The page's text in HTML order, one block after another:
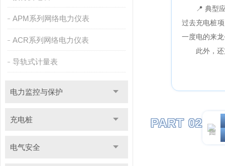
APM系列网络电力仪表
ACR系列网络电力仪表
导轨式计量表
电力监控与保护
充电桩
电气安全
📍 典型
过去充电桩
一度电的来
此外，
PART 02